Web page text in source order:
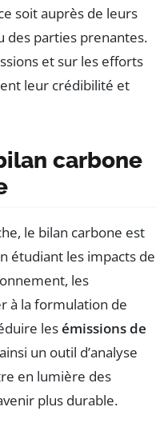
soit auprès de leurs
des parties prenantes.
et sur les efforts
leur crédibilité et
carbone
le bilan carbone est
étudiant les impacts de
les
à la formulation de
lesémissions de
un outil d’analyse
en lumière des
plus durable.